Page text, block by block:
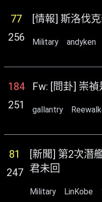
77
256
[情報] 斯洛伐
Military andyken
184
251
Fw: [問卦] 崇
gallantry
81
247
[新聞] 第2次潛
君未回
Military LinKobe